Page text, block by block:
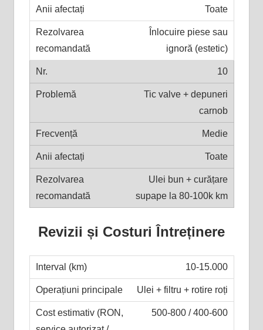
Toate
Înlocuire piese sau
ignoră (estetic)
10
Tic valve + depuneri
carnob
Medie
Toate
Ulei bun + curățare
supape la 80-100k km
Revizii și Costuri Întreținere
10-15.000
Ulei + filtru + rotire roți
500-800 / 400-600